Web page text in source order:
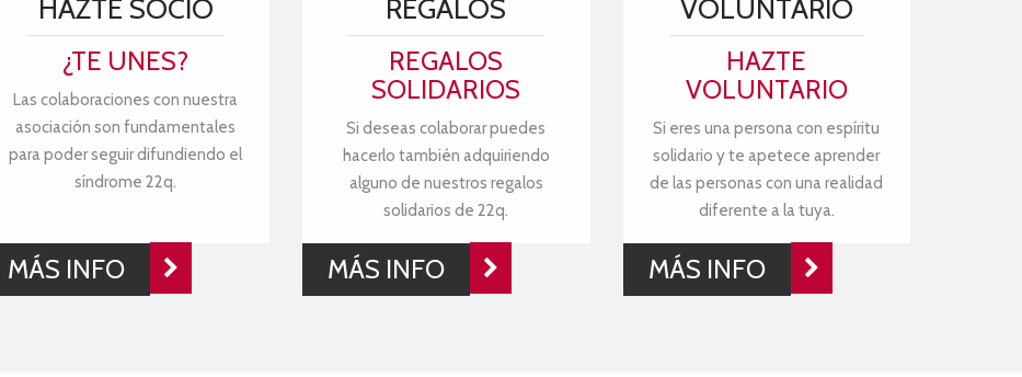
HAZTE SOCIO
¿TE UNES?
Las colaboraciones con nuestra
asociación son fundamentales
para poder seguir difundiendo el
síndrome 22q.
MÁS INFO
REGALOS
REGALOS
SOLIDARIOS
Si deseas colaborar puedes
hacerlo también adquiriendo
alguno de nuestros regalos
solidarios de 22q.
MÁS INFO
VOLUNTARIO
HAZTE
VOLUNTARIO
Si eres una persona con espíritu
solidario y te apetece aprender
de las personas con una realidad
diferente a la tuya.
MÁS INFO